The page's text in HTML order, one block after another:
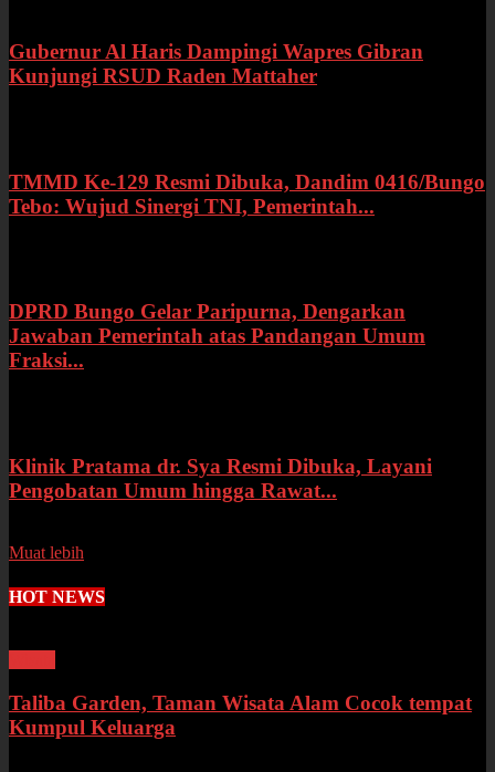
Gubernur Al Haris Dampingi Wapres Gibran
Kunjungi RSUD Raden Mattaher
TMMD Ke-129 Resmi Dibuka, Dandim 0416/Bungo
Tebo: Wujud Sinergi TNI, Pemerintah...
DPRD Bungo Gelar Paripurna, Dengarkan
Jawaban Pemerintah atas Pandangan Umum
Fraksi...
Klinik Pratama dr. Sya Resmi Dibuka, Layani
Pengobatan Umum hingga Rawat...
Muat lebih
HOT NEWS
Taliba Garden, Taman Wisata Alam Cocok tempat
Kumpul Keluarga